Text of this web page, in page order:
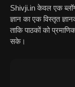
Shivji.in केवल एक
ज्ञान का एक विस्तृत
ताकि पाठकों को
सके।